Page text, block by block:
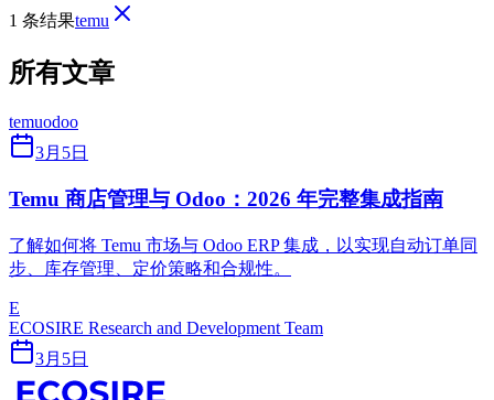
1 条结果temu
所有文章
temuodoo
3月5日
Temu 商店管理与 Odoo：2026 年完整集成指南
了解如何将 Temu 市场与 Odoo ERP 集成，以实现自动订单同
步、库存管理、定价策略和合规性。
E
ECOSIRE Research and Development Team
3月5日